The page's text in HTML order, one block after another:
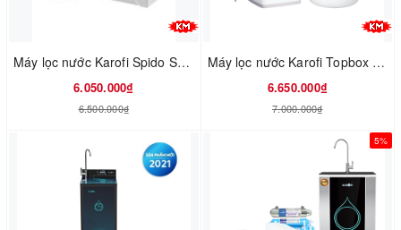
Máy lọc nước Karofi Spido S-s027
6.050.000₫
6.500.000₫
Máy lọc nước Karofi Topbox T-i146
6.650.000₫
7.000.000₫
5%